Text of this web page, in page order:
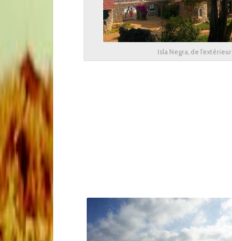
Isla Negra, de l’extérieur